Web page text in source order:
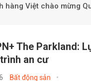
hàng Việt chào mừng
The Parkland:
an cư
Bất động sản